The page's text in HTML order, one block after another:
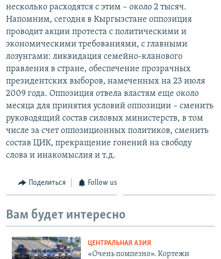
TÜRKMENÇE
несколько расходятся с этим – около 2 тысяч.
Напомним, сегодня в Кыргызстане оппозиция
проводит акции протеста с политическими и
экономическими требованиями, с главными
лозунгами: ликвидация семейно-кланового
правления в стране, обеспечение прозрачных
президентских выборов, намеченных на 23 июля
2009 года. Оппозиция отвела властям еще около
месяца для принятия условий оппозиции – сменить
руководящий состав силовых министерств, в том
числе за счет оппозиционных политиков, сменить
состав ЦИК, прекращение гонений на свободу
слова и инакомыслия и т.д.
Поделиться Follow us
Вам будет интересно
ЦЕНТРАЛЬНАЯ АЗИЯ
«Очень помпезно». Кортежи